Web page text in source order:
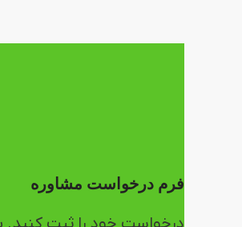
فرم درخواست مشاوره